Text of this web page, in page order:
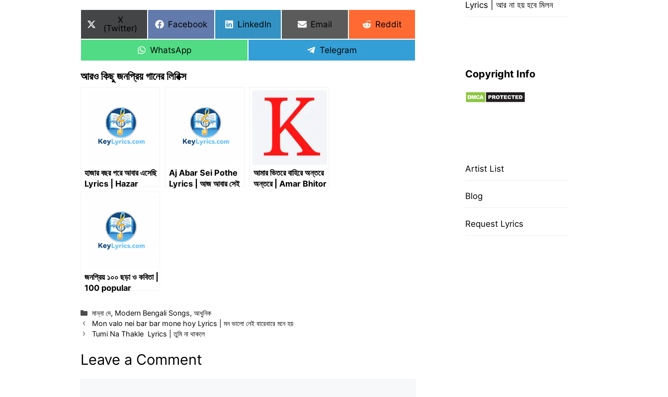
Share
on
X
(Twitter)
Share
Facebook
Share
LinkedIn
Share
Email
Share
Reddit
Share
WhatsApp
Share
Telegram
আরও কিছু জনপ্রিয় গানের লিরিক্স
হাজার বছর পরে আবার এসেছি
Lyrics | Hazar
Aj Abar Sei Pothe
Lyrics | আজ আবার সেই
আমার ভিতরে বাহিরে অন্তরে
অন্তরে | Amar Bhitor
জনপ্রিয় ১০০ ছড়া ও কবিতা |
100 popular
poems
Categories
মান্না দে, Modern Bengali Songs,আধুনিক
Mon valo nei bar bar mone hoy Lyrics | মন ভালো নেই বারেবারে মনে হয়
Tumi Na Thakle Lyrics | তুমি না থাকলে
Leave a Comment
Lyrics | আর না হয় হবে মিলন
Copyright Info
Artist List
Blog
Request Lyrics